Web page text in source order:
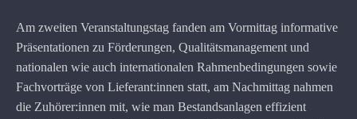
Am zweiten Veranstaltungstag fanden am Vormittag informative
Präsentationen zu Förderungen, Qualitätsmanagement und
nationalen wie auch internationalen Rahmenbedingungen sowie
Fachvorträge von Lieferant:innen statt, am Nachmittag nahmen
die Zuhörer:innen mit, wie man Bestandsanlagen effizient